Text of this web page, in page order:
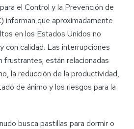
el Control y la Prevención de
informan que aproximadamente
en los Estados Unidos no
con calidad. Las interrupciones
frustrantes; están relacionadas
la reducción de la productividad,
de ánimo y los riesgos para la
busca pastillas para dormir o